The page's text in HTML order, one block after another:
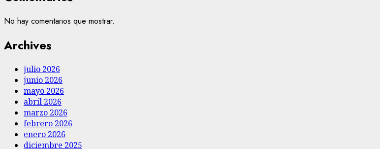
No hay comentarios que mostrar.
Archives
julio 2026
junio 2026
mayo 2026
abril 2026
marzo 2026
febrero 2026
enero 2026
diciembre 2025